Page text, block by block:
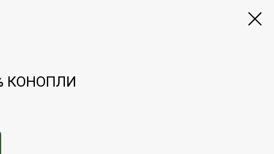
КОНОПЛИ